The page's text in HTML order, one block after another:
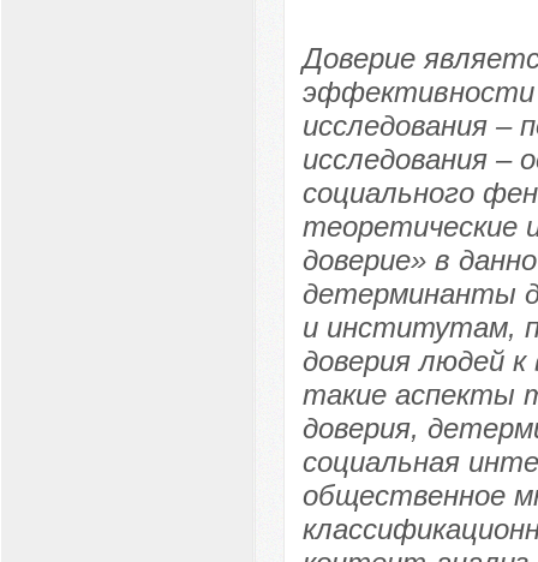
Доверие
эффективности
исследования –
исследования –
социального
теоретические
доверие» в
детерминанты
и институтам,
доверия людей
такие аспекты
доверия,
социальная
общественное